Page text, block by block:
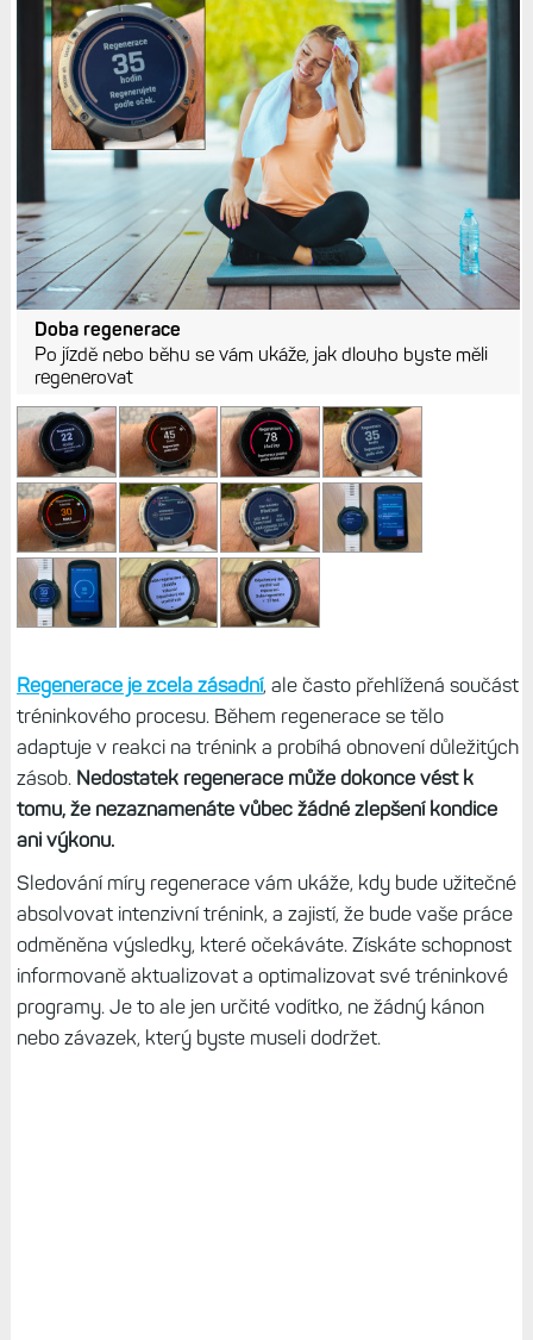
Doba regenerace
Po jízdě nebo běhu se vám ukáže, jak dlouho byste měli
regenerovat
Regenerace je zcela zásadní, ale často přehlížená součást
tréninkového procesu. Během regenerace se tělo
adaptuje v reakci na trénink a probíhá obnovení důležitých
zásob. Nedostatek regenerace může dokonce vést k
tomu, že nezaznamenáte vůbec žádné zlepšení kondice
ani výkonu.
Sledování míry regenerace vám ukáže, kdy bude užitečné
absolvovat intenzivní trénink, a zajistí, že bude vaše práce
odměněna výsledky, které očekáváte. Získáte schopnost
informovaně aktualizovat a optimalizovat své tréninkové
programy. Je to ale jen určité vodítko, ne žádný kánon
nebo závazek, který byste museli dodržet.